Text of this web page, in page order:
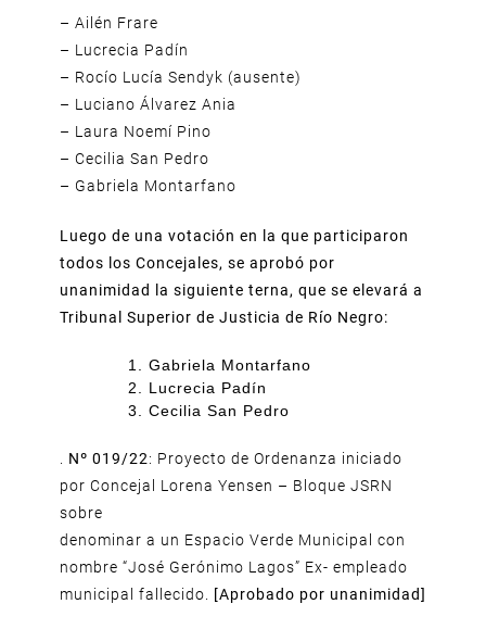
– Ailén Frare
– Lucrecia Padín
– Rocío Lucía Sendyk (ausente)
– Luciano Álvarez Ania
– Laura Noemí Pino
– Cecilia San Pedro
– Gabriela Montarfano
Luego de una votación en la que participaron
todos los Concejales, se aprobó por
unanimidad la siguiente terna, que se elevará a
Tribunal Superior de Justicia de Río Negro:
Gabriela Montarfano
Lucrecia Padín
Cecilia San Pedro
Nº 019/22: Proyecto de Ordenanza iniciado
por Concejal Lorena Yensen – Bloque JSRN
sobre
denominar a un Espacio Verde Municipal con
nombre “José Gerónimo Lagos” Ex- empleado
municipal fallecido.
[Aprobado por unanimidad]